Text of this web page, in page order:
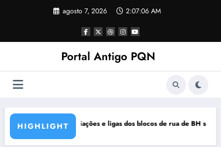
agosto 7, 2026 2:07:07 AM
Portal Antigo PQN
HIGHLIGHT
de rua de BH se manifestam em nota de repúdioRocknights lança a primeira